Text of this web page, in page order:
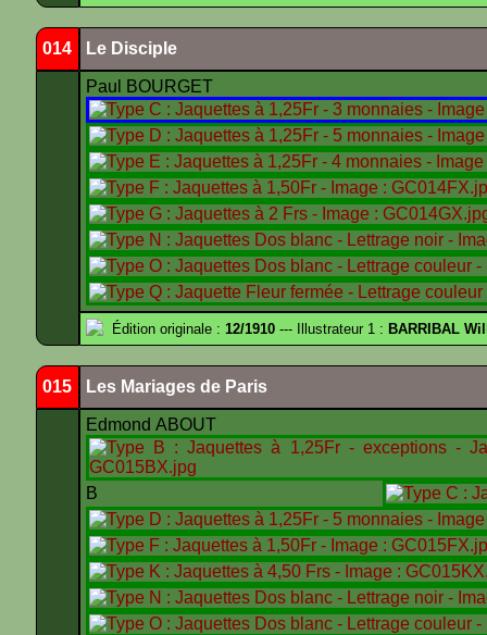
014 Le Disciple
Paul BOURGET
Édition originale : 12/1910 --- Illustrateur 1 : BARRIBAL
015 Les Mariages de Paris
Edmond ABOUT
B